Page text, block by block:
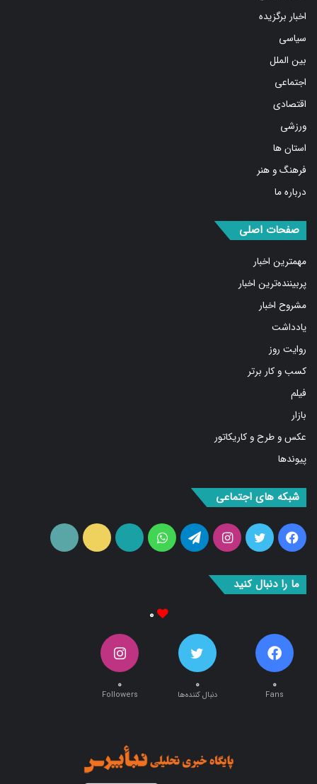
اخبار برگزیده
بین الملل
اجتماعی
اقتصادی
ورزشی
استان ها
فرهنگ و هنر
صفحات اصلی
مهمترین اخبار
پربیننده‌ترین اخبار
مشروح اخبار
یادداشت
روایت روز
کسب و کار برتر
فیلم
بازار
عکس و طرح و کاریکاتور
شبکه های اجتماعی
فیس
بوک
توییتراینستاگرام
تلگرامواتس
آپ
آپارات ایتا
ما را دنبال کنید
۰
Fans
۰
دنبال کننده‌ها
۰
Followers